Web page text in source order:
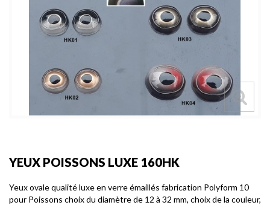
YEUX POISSONS LUXE 160HK
Yeux ovale qualité luxe en verre émaillés fabrication Polyform 10
pour Poissons choix du diamètre de 12 à 32 mm, choix de la couleur,